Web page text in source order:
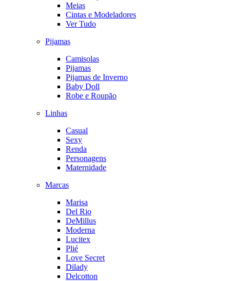
Meias
Cintas e Modeladores
Ver Tudo
Pijamas
Camisolas
Pijamas
Pijamas de Inverno
Baby Doll
Robe e Roupão
Linhas
Casual
Sexy
Renda
Personagens
Maternidade
Marcas
Marisa
Del Rio
DeMillus
Moderna
Lucitex
Plié
Love Secret
Dilady
Delcotton